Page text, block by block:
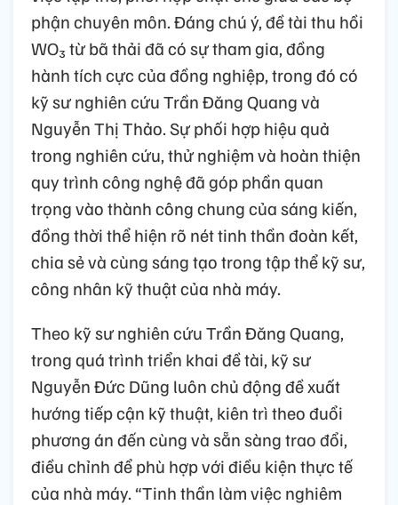
phận chuyên môn. Đáng chú ý, đề tài thu hồi
WO₃ từ bã thải đã có sự tham gia, đồng
hành tích cực của đồng nghiệp, trong đó có
kỹ sư nghiên cứu Trần Đăng Quang và
Nguyễn Thị Thảo. Sự phối hợp hiệu quả
trong nghiên cứu, thử nghiệm và hoàn thiện
quy trình công nghệ đã góp phần quan
trọng vào thành công chung của sáng kiến,
đồng thời thể hiện rõ nét tinh thần đoàn kết,
chia sẻ và cùng sáng tạo trong tập thể kỹ sư,
công nhân kỹ thuật của nhà máy.
Theo kỹ sư nghiên cứu Trần Đăng Quang,
trong quá trình triển khai đề tài, kỹ sư
Nguyễn Đức Dũng luôn chủ động đề xuất
hướng tiếp cận kỹ thuật, kiên trì theo đuổi
phương án đến cùng và sẵn sàng trao đổi,
điều chỉnh để phù hợp với điều kiện thực tế
của nhà máy. “Tinh thần làm việc nghiêm